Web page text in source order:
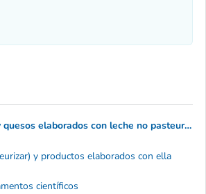
Quesos tipo fresco y quesos elaborados con leche no pasteurizada (cruda)
y productos elaborados con ella
científicos